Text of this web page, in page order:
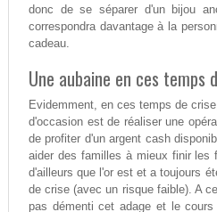
donc de se séparer d'un bijou
correspondra davantage à la
cadeau.
Une aubaine en ces temps
Evidemment, en ces temps de
d'occasion est de réaliser une
de profiter d'un argent cash
aider des familles à mieux finir les
d'ailleurs que l'or est et a toujours
de crise (avec un risque faible). A
pas démenti cet adage et le